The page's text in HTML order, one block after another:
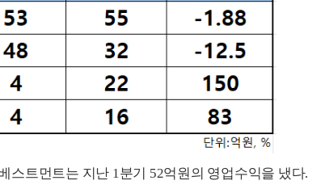
스트먼트는 지난 1분기 52억원의 영업수익을 냈다.